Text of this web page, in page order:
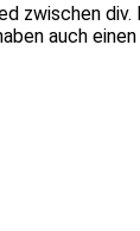
zwischen
auch